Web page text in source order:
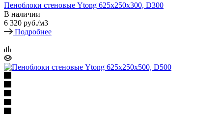
Пеноблоки стеновые Ytong 625х250х300, D300
В наличии
6 320 руб./м3
Подробнее